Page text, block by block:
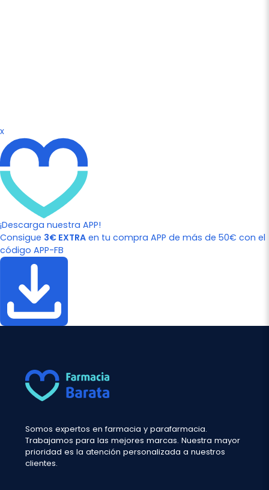
x
¡Descarga nuestra APP!
Consigue 3€ EXTRA en tu compra APP de más de 50€ con el
código APP-FB
Somos expertos en farmacia y parafarmacia.
Trabajamos para las mejores marcas. Nuestra mayor
prioridad es la atención personalizada a nuestros
clientes.